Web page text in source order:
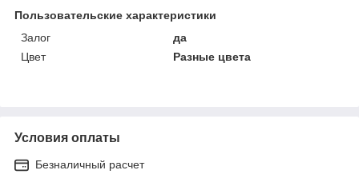
Пользовательские характеристики
Залог
да
Цвет
Разные цвета
Условия оплаты
Безналичный расчет